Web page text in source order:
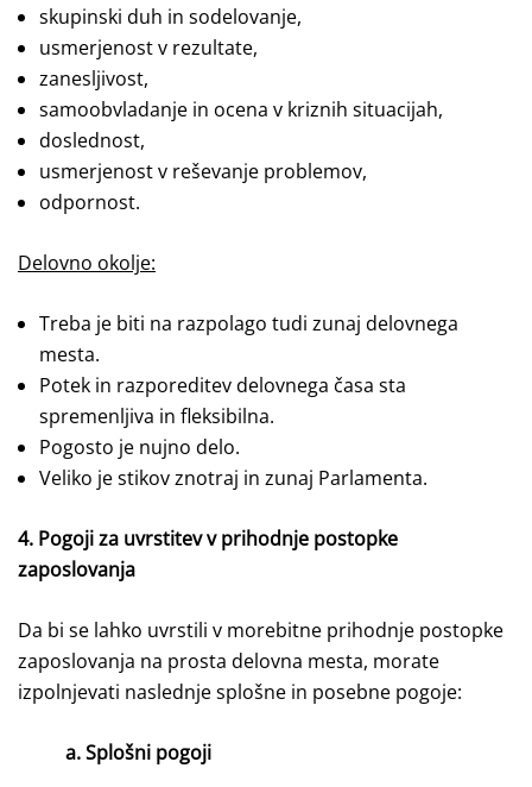
skupinski duh in sodelovanje,
usmerjenost v rezultate,
zanesljivost,
samoobvladanje in ocena v kriznih situacijah,
doslednost,
usmerjenost v reševanje problemov,
odpornost.
Delovno okolje:
Treba je biti na razpolago tudi zunaj delovnega
mesta.
Potek in razporeditev delovnega časa sta
spremenljiva in fleksibilna.
Pogosto je nujno delo.
Veliko je stikov znotraj in zunaj Parlamenta.
4. Pogoji za uvrstitev v prihodnje postopke
zaposlovanja
Da bi se lahko uvrstili v morebitne prihodnje postopke
zaposlovanja na prosta delovna mesta, morate
izpolnjevati naslednje splošne in posebne pogoje:
a. Splošni pogoji